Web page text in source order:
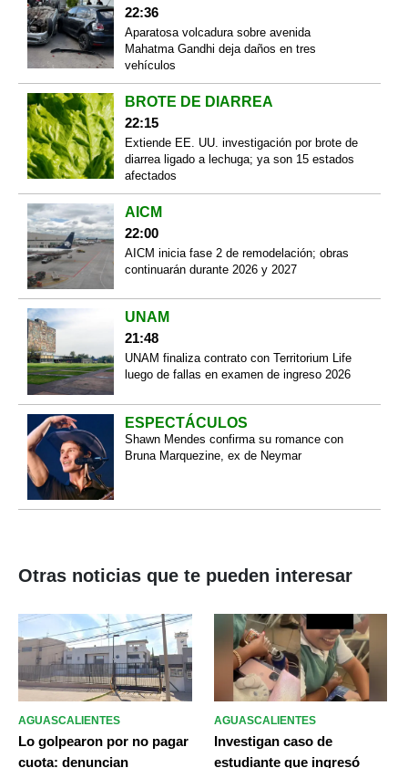
22:36
Aparatosa volcadura sobre avenida
Mahatma Gandhi deja daños en tres
vehículos
BROTE DE DIARREA
22:15
Extiende EE. UU. investigación por brote de
diarrea ligado a lechuga; ya son 15 estados
afectados
AICM
22:00
AICM inicia fase 2 de remodelación; obras
continuarán durante 2026 y 2027
UNAM
21:48
UNAM finaliza contrato con Territorium Life
luego de fallas en examen de ingreso 2026
ESPECTÁCULOS
Shawn Mendes confirma su romance con
Bruna Marquezine, ex de Neymar
Otras noticias que te pueden interesar
AGUASCALIENTES
Lo golpearon por no pagar
cuota: denuncian
AGUASCALIENTES
Investigan caso de
estudiante que ingresó